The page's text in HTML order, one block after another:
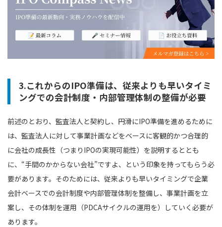
3.これからのIPO準備は、従来よりも早いタイミ
ングでの会計制度・内部管理体制の整備が必要
前述のとおり、監査法人と契約し、円滑にIPO準備を進めるために
は、監査法人に対して事業計画などをベースに客観的かつ合理的
に会社の成長性（つまりIPOの実現可能性）を説明するととも
に、“手間のかからない会社”ですよ、という印象を持ってもらう必
要があります。そのためには、従来よりも早いタイミングで企業
会計ベースでの会計制度や内部管理体制を整備し、事業計画を立
案し、その体制を運用（PDCAサイクルの運用を）していく必要が
あります。